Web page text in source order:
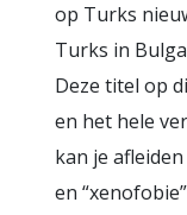
op Turks
Turks in
Deze titel op
en het hele
kan je
en “xenofobie”